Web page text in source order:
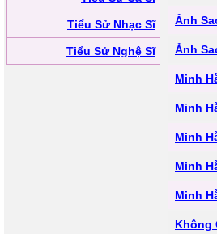
Tiểu Sử Nhạc Sĩ
Tiểu Sử Nghệ Sĩ
Ảnh
Ảnh
Minh
Minh
Minh
Minh
Minh
Không